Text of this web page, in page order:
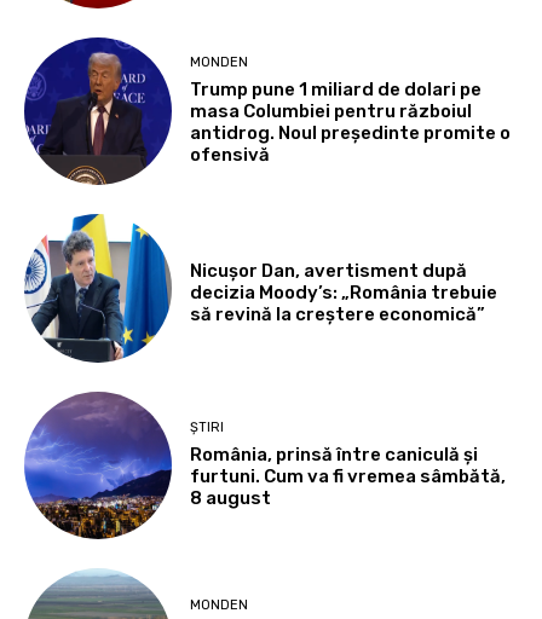
MONDEN
Trump pune 1 miliard de dolari pe
masa Columbiei pentru războiul
antidrog. Noul președinte promite o
ofensivă
Nicușor Dan, avertisment după
decizia Moody’s: „România trebuie
să revină la creștere economică”
ȘTIRI
România, prinsă între caniculă și
furtuni. Cum va fi vremea sâmbătă,
8 august
MONDEN